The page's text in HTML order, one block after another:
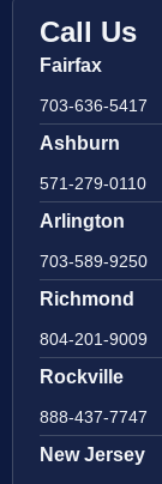
Call Us
Fairfax
703-636-5417
Ashburn
571-279-0110
Arlington
703-589-9250
Richmond
804-201-9009
Rockville
888-437-7747
New Jersey